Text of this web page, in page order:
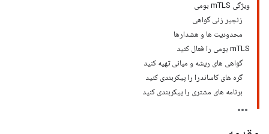
ویژگی mTLS بومی
زنجیر زنی گواهی
محدودیت ها و هشدارها
mTLS بومی را فعال کنید
گواهی های ریشه و میانی تهیه کنید
گره های کاساندرا را پیکربندی کنید
برنامه های مشتری را پیکربندی کنید